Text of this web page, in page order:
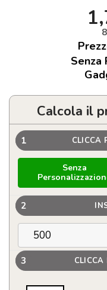
Senza
Calcola il
1 CLICCA
Senza
2
3 CLICCA